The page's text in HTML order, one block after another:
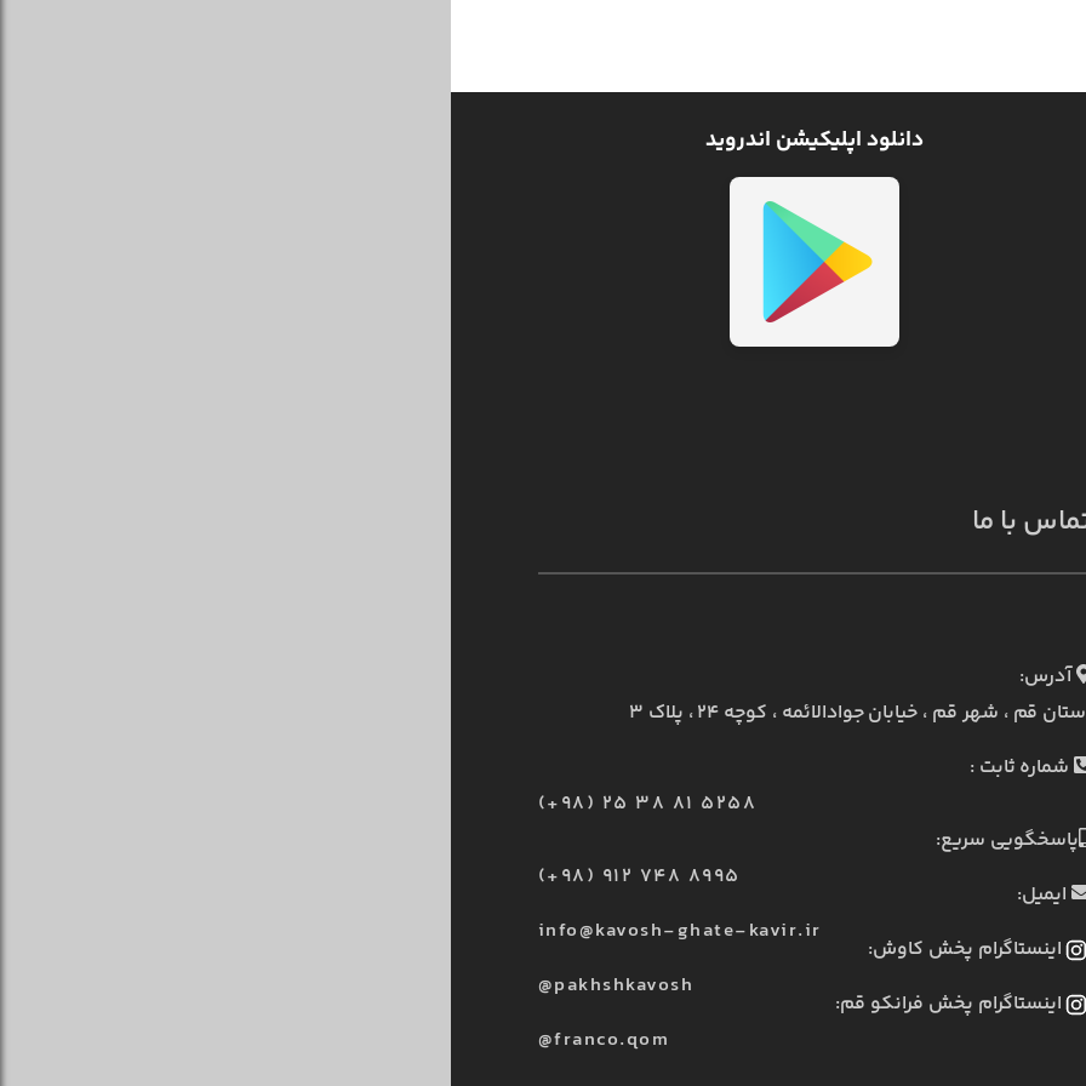
دانلود اپلیکیشن اندروید
با ما
آدرس:
قم ، شهر قم ، خیابان جوادالائمه ، کوچه ۲۴ ، پلاک ۳
شماره ثابت :
(+98) 25 38 81 5258
پاسخگویی سریع:
(+98) 912 748 8995
ایمیل:
info@kavosh-ghate-kavir.ir
اینستاگرام پخش کاوش:
@pakhshkavosh
اینستاگرام پخش فرانکو قم:
@franco.qom